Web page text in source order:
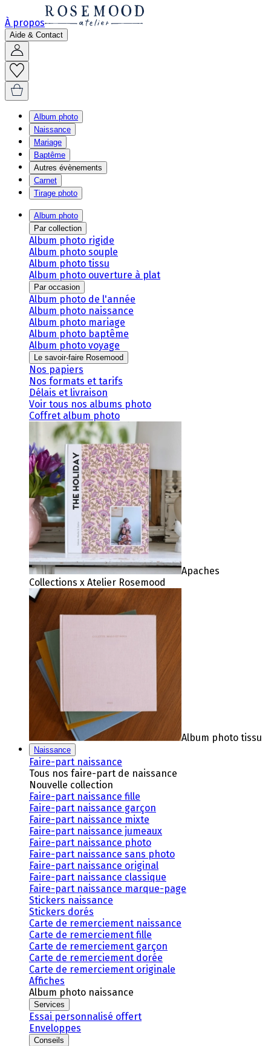
À propos
Aide & Contact
Album photo
Naissance
Mariage
Baptême
Autres évènements
Carnet
Tirage photo
Album photo
Par collection
Album photo rigide
Album photo souple
Album photo tissu
Album photo ouverture à plat
Par occasion
Album photo de l'année
Album photo naissance
Album photo mariage
Album photo baptême
Album photo voyage
Le savoir-faire Rosemood
Nos papiers
Nos formats et tarifs
Délais et livraison
Voir tous nos albums photo
Coffret album photo
Apaches
Collections x Atelier Rosemood
Album photo tissu
Naissance
Faire-part naissance
Tous nos faire-part de naissance
Nouvelle collection
Faire-part naissance fille
Faire-part naissance garçon
Faire-part naissance mixte
Faire-part naissance jumeaux
Faire-part naissance photo
Faire-part naissance sans photo
Faire-part naissance original
Faire-part naissance classique
Faire-part naissance marque-page
Stickers naissance
Stickers dorés
Carte de remerciement naissance
Carte de remerciement fille
Carte de remerciement garçon
Carte de remerciement dorée
Carte de remerciement originale
Affiches
Album photo naissance
Services
Essai personnalisé offert
Enveloppes
Conseils